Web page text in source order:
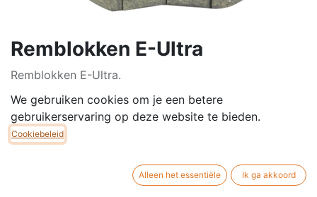
Remblokken E-Ultra
Remblokken E-Ultra.
Breedte: 77mm
Hoogte: 42mm
Dikte: 9mm
Past zowel vooraan alsook achteraan
We gebruiken cookies om je een betere
gebruikerservaring op deze website te bieden.
Cookiebeleid
Alleen het essentiële Ik ga akkoord